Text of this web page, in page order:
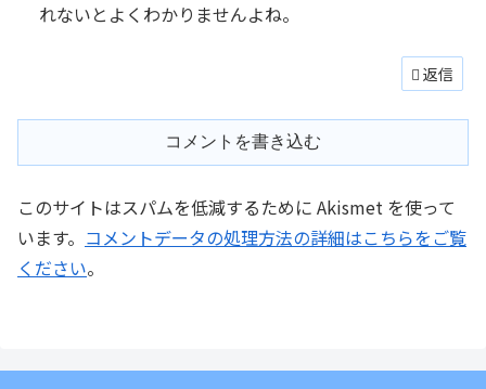
れないとよくわかりませんよね。
返信
コメントを書き込む
このサイトはスパムを低減するために Akismet を使って
います。 コメントデータの処理方法の詳細はこちらをご覧
ください。